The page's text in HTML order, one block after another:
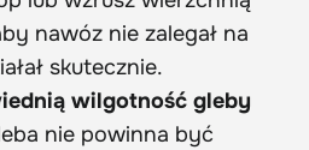
nawóz nie zalegał na
skutecznie.
wilgotność gleby
nie powinna być